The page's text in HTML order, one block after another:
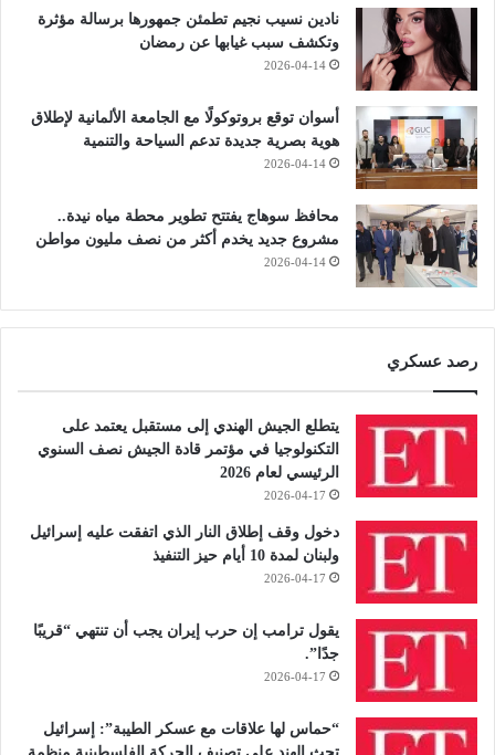
نادين نسيب نجيم تطمئن جمهورها برسالة مؤثرة
وتكشف سبب غيابها عن رمضان
2026-04-14
أسوان توقع بروتوكولًا مع الجامعة الألمانية لإطلاق
هوية بصرية جديدة تدعم السياحة والتنمية
2026-04-14
محافظ سوهاج يفتتح تطوير محطة مياه نيدة..
مشروع جديد يخدم أكثر من نصف مليون مواطن
2026-04-14
رصد عسكري
يتطلع الجيش الهندي إلى مستقبل يعتمد على
التكنولوجيا في مؤتمر قادة الجيش نصف السنوي
الرئيسي لعام 2026
2026-04-17
دخول وقف إطلاق النار الذي اتفقت عليه إسرائيل
ولبنان لمدة 10 أيام حيز التنفيذ
2026-04-17
يقول ترامب إن حرب إيران يجب أن تنتهي “قريبًا
جدًا”.
2026-04-17
“حماس لها علاقات مع عسكر الطيبة”: إسرائيل